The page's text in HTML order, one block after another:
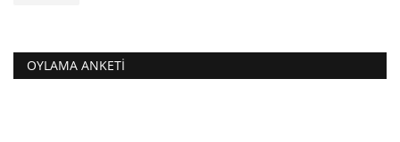
OYLAMA ANKETI